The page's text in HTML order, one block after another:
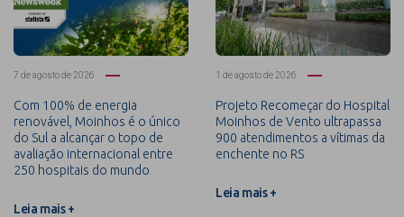
7 de agosto de 2026
Com 100% de energia
renovável, Moinhos é o único
do Sul a alcançar o topo de
avaliação internacional entre
250 hospitais do mundo
Leia mais +
1 de agosto de 2026
Projeto Recomeçar do Hospital
Moinhos de Vento ultrapassa
900 atendimentos a vítimas da
enchente no RS
Leia mais +